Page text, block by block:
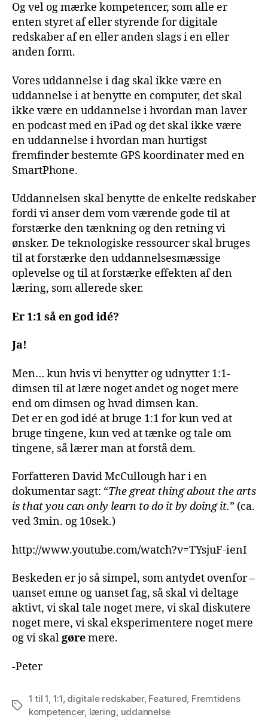
Og vel og mærke kompetencer, som alle er
enten styret af eller styrende for digitale
redskaber af en eller anden slags i en eller
anden form.
Vores uddannelse i dag skal ikke være en
uddannelse i at benytte en computer, det skal
ikke være en uddannelse i hvordan man laver
en podcast med en iPad og det skal ikke være
en uddannelse i hvordan man hurtigst
fremfinder bestemte GPS koordinater med en
SmartPhone.
Uddannelsen skal benytte de enkelte redskaber
fordi vi anser dem vom værende gode til at
forstærke den tænkning og den retning vi
ønsker. De teknologiske ressourcer skal bruges
til at forstærke den uddannelsesmæssige
oplevelse og til at forstærke effekten af den
læring, som allerede sker.
Er 1:1 så en god idé?
Ja!
Men… kun hvis vi benytter og udnytter 1:1-
dimsen til at lære noget andet og noget mere
end om dimsen og hvad dimsen kan.
Det er en god idé at bruge 1:1 for kun ved at
bruge tingene, kun ved at tænke og tale om
tingene, så lærer man at forstå dem.
Forfatteren David McCullough har i en
dokumentar sagt: “The great thing about the arts
is that you can only learn to do it by doing it.” (ca.
ved 3min. og 10sek.)
http://www.youtube.com/watch?v=TYsjuF-ienI
Beskeden er jo så simpel, som antydet ovenfor –
uanset emne og uanset fag, så skal vi deltage
aktivt, vi skal tale noget mere, vi skal diskutere
noget mere, vi skal eksperimentere noget mere
og vi skalgøremere.
-Peter
Tags
1 til 1 1:1 digitale redskaber, Featured Fremtidens
kompetencer, læring uddannelse